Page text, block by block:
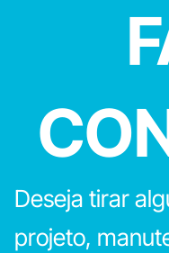
Deseja tirar
projeto,